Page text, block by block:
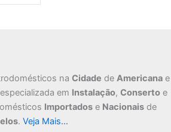
na Cidade de Americana e
em Instalação, Conserto e
Importados e Nacionais de
. Veja Mais…